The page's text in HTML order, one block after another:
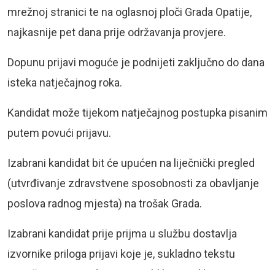
mrežnoj stranici te na oglasnoj ploči Grada Opatije,
najkasnije pet dana prije održavanja provjere.
Dopunu prijavi moguće je podnijeti zaključno do dana
isteka natječajnog roka.
Kandidat može tijekom natječajnog postupka pisanim
putem povući prijavu.
Izabrani kandidat bit će upućen na liječnički pregled
(utvrđivanje zdravstvene sposobnosti za obavljanje
poslova radnog mjesta) na trošak Grada.
Izabrani kandidat prije prijma u službu dostavlja
izvornike priloga prijavi koje je, sukladno tekstu